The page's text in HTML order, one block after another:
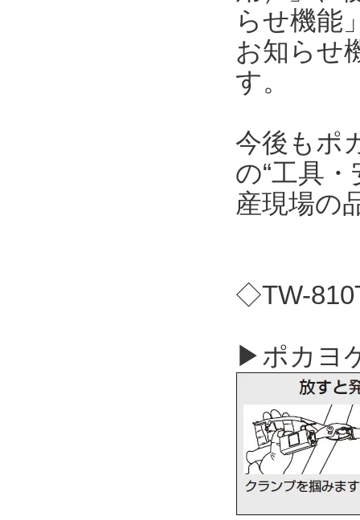
らせ機能
お知らせ
す。
今後もポ
の“工具
産現場の
◇TW-
▶ポカヨ